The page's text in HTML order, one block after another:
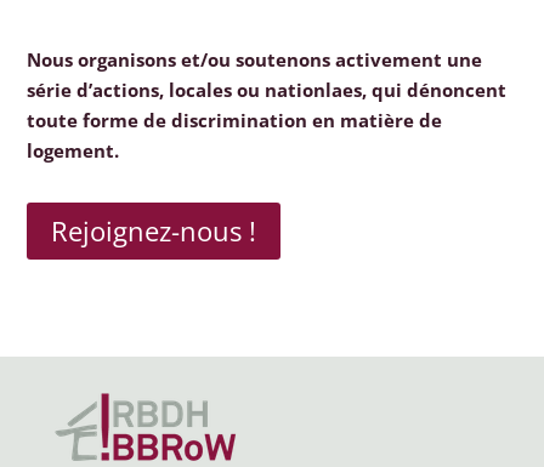
Nous organisons et/ou soutenons activement une
série d’actions, locales ou nationlaes, qui dénoncent
toute forme de discrimination en matière de
logement.
Rejoignez-nous !